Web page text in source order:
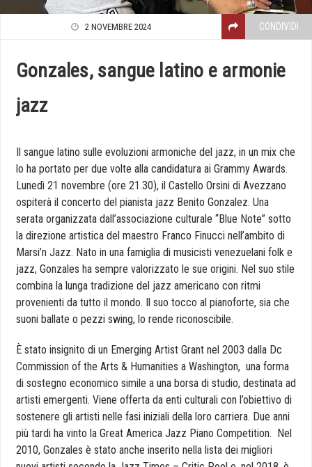
2 NOVEMBRE 2024 CONDIVIDI
Gonzales, sangue latino e armonie
jazz
Il sangue latino sulle evoluzioni armoniche del jazz, in un mix che
lo ha portato per due volte alla candidatura ai Grammy Awards.
Lunedì 21 novembre (ore 21.30), il Castello Orsini di Avezzano
ospiterà il concerto del pianista jazz Benito Gonzalez. Una
serata organizzata dall’associazione culturale “Blue Note” sotto
la direzione artistica del maestro Franco Finucci nell’ambito di
Marsi’n Jazz. Nato in una famiglia di musicisti venezuelani folk e
jazz, Gonzales ha sempre valorizzato le sue origini. Nel suo stile
combina la lunga tradizione del jazz americano con ritmi
provenienti da tutto il mondo. Il suo tocco al pianoforte, sia che
suoni ballate o pezzi swing, lo rende riconoscibile.
È stato insignito di un Emerging Artist Grant nel 2003 dalla Dc
Commission of the Arts & Humanities a Washington, una forma
di sostegno economico simile a una borsa di studio, destinata ad
artisti emergenti. Viene offerta da enti culturali con l’obiettivo di
sostenere gli artisti nelle fasi iniziali della loro carriera. Due anni
più tardi ha vinto la Great America Jazz Piano Competition. Nel
2010, Gonzales è stato anche inserito nella lista dei migliori